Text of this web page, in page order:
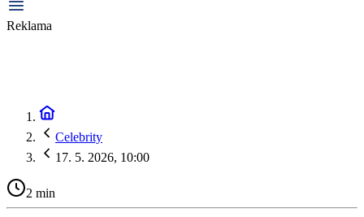
Reklama
Celebrity
17. 5. 2026, 10:00
2 min